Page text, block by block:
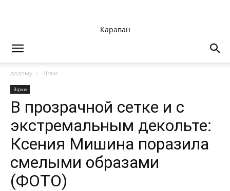
Караван
додому Зірки
Зірки
В прозрачной сетке и с
экстремальным декольте:
Ксения Мишина поразила
смелыми образами
(ФОТО)